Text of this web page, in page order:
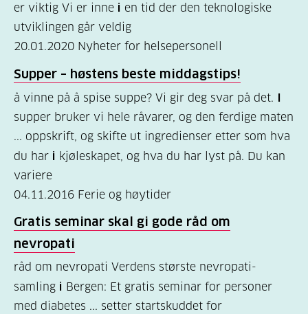
er viktig Vi er inne i en tid der den teknologiske
utviklingen går veldig
20.01.2020 Nyheter for helsepersonell
Supper – høstens beste middagstips!
å vinne på å spise suppe? Vi gir deg svar på det. I
supper bruker vi hele råvarer, og den ferdige maten
... oppskrift, og skifte ut ingredienser etter som hva
du har i kjøleskapet, og hva du har lyst på. Du kan
variere
04.11.2016 Ferie og høytider
Gratis seminar skal gi gode råd om
nevropati
råd om nevropati Verdens største nevropati-
samling i Bergen: Et gratis seminar for personer
med diabetes ... setter startskuddet for